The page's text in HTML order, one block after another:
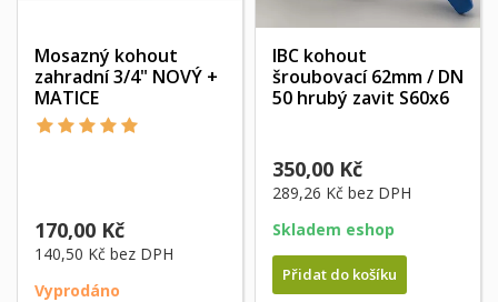
Mosazný kohout
zahradní 3/4" NOVÝ +
MATICE
170,00 Kč
140,50 Kč bez DPH
Vyprodáno
IBC kohout
šroubovací 62mm / DN
50 hrubý zavit S60x6
350,00 Kč
289,26 Kč bez DPH
Skladem eshop
Přidat do košíku